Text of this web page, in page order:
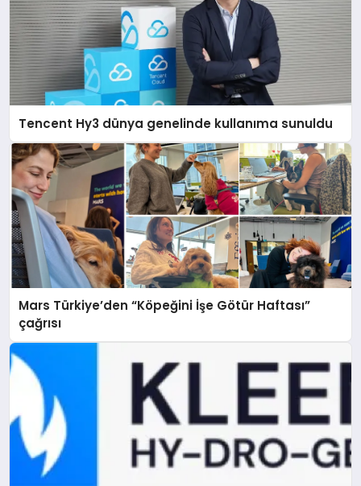
Tencent Hy3 dünya genelinde kullanıma sunuldu
Mars Türkiye’den “Köpeğini İşe Götür Haftası”
çağrısı